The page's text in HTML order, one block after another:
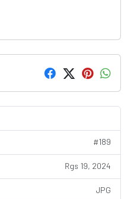
#189
Rgs 19, 2024
JPG